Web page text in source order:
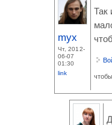
myx
Чт, 2012-
06-07
01:30
link
Так